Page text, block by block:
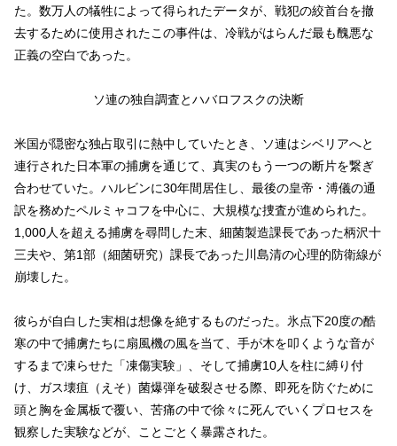
た。数万人の犠牲によって得られたデータが、戦犯の絞首台を撤
去するために使用されたこの事件は、冷戦がはらんだ最も醜悪な
正義の空白であった。
ソ連の独自調査とハバロフスクの決断
米国が隠密な独占取引に熱中していたとき、ソ連はシベリアへと
連行された日本軍の捕虜を通じて、真実のもう一つの断片を繋ぎ
合わせていた。ハルビンに30年間居住し、最後の皇帝・溥儀の通
訳を務めたペルミャコフを中心に、大規模な捜査が進められた。
1,000人を超える捕虜を尋問した末、細菌製造課長であった柄沢十
三夫や、第1部（細菌研究）課長であった川島清の心理的防衛線が
崩壊した。
彼らが自白した実相は想像を絶するものだった。氷点下20度の酷
寒の中で捕虜たちに扇風機の風を当て、手が木を叩くような音が
するまで凍らせた「凍傷実験」、そして捕虜10人を柱に縛り付
け、ガス壊疽（えそ）菌爆弾を破裂させる際、即死を防ぐために
頭と胸を金属板で覆い、苦痛の中で徐々に死んでいくプロセスを
観察した実験などが、ことごとく暴露された。